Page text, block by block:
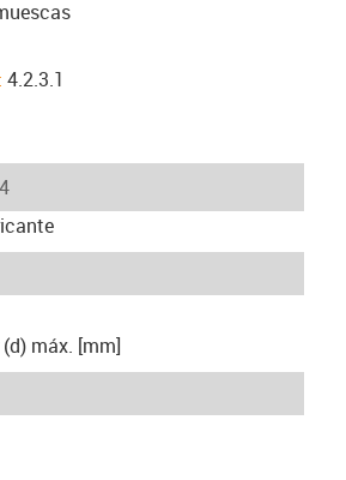
4.2.3.1
máx. [mm]